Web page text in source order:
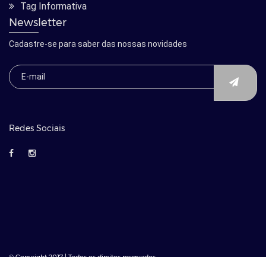
Tag Informativa
Newsletter
Cadastre-se para saber das nossas novidades
Redes Sociais